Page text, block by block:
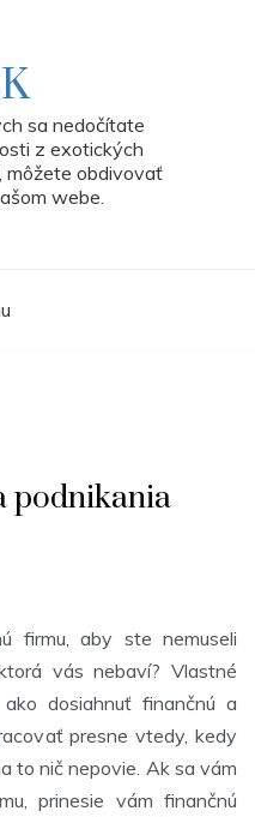
sa nedočítate
z exotických
môžete obdivovať
webe.
podnikania
firmu, aby ste nemuseli
vás nebaví? Vlastné
dosiahnuť finančnú a
presne vtedy, kedy
to nič nepovie. Ak sa vám
prinesie vám finančnú